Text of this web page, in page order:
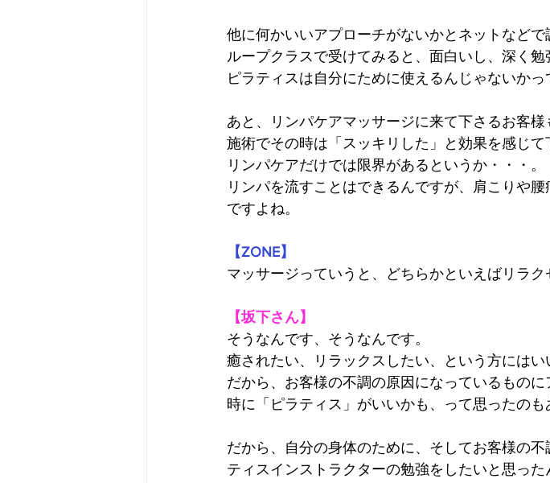
他に何かいいアプローチがないかとネットなど
ループクラスで受けてみると、面白いし、深く勉
ピラティスは自分にために使えるんじゃないかっ
あと、リンパケアマッサージに来て下さるお客
施術でその時は「スッキリした」と効果を感じ
リンパケアだけでは限界があるというか・・・。
リンパを流すことはできるんですが、肩こりや
ですよね。
【ZONE】
マッサージっていうと、どちらかといえばリラク
【坂下さん】
そうなんです、そうなんです。
癒されたい、リラックスしたい、という方にはい
だから、お客様の不調の原因になっているもの
時に「ピラティス」がいいかも、って思ったのも
だから、自分の身体のために、そしてお客様の
ティスインストラクターの勉強をしたいと思った